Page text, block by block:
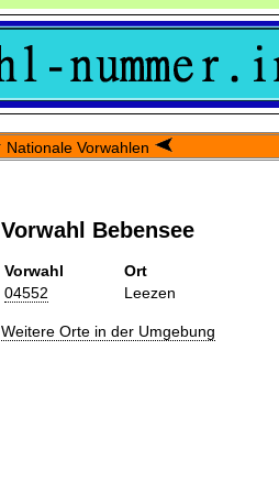
Nationale Vorwahlen
Vorwahl Bebensee
Vorwahl
Ort
04552
Leezen
Weitere Orte in der Umgebung